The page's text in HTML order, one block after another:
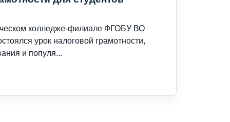
колледже-филиале ФГОБУ ВО
урок налоговой грамотности,
и популя...